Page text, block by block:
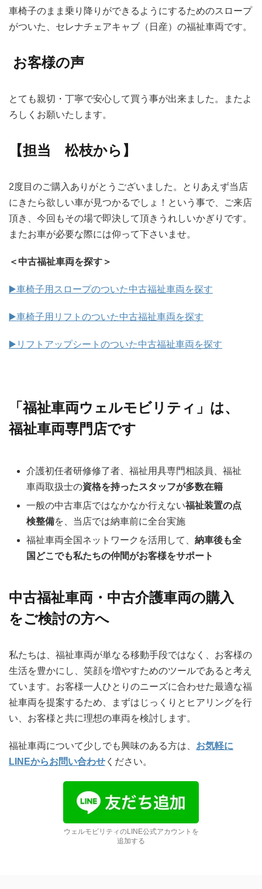
車椅子のまま乗り降りができるようにするためのスロープ
がついた、セレナチェアキャブ（日産）の福祉車両です。
お客様の声
とても親切・丁寧で安心して買う事が出来ました。またよ
ろしくお願いたします。
【担当 松枝から】
2度目のご購入ありがとうございました。とりあえず当店
にきたら欲しい車が見つかるでしょ！という事で、ご来店
頂き、今回もその場で即決して頂きうれしいかぎりです。
またお車が必要な際には仰って下さいませ。
＜中古福祉車両を探す＞
▶️車椅子用スロープのついた中古福祉車両を探す
▶️車椅子用リフトのついた中古福祉車両を探す
▶️リフトアップシートのついた中古福祉車両を探す
「福祉車両ウェルモビリティ」は、
福祉車両専門店です
介護初任者研修修了者、福祉用具専門相談員、福祉
車両取扱士の資格を持ったスタッフが多数在籍
一般の中古車店ではなかなか行えない福祉装置の点
検整備を、当店では納車前に全台実施
福祉車両全国ネットワークを活用して、 納車後も全
国どこでも私たちの仲間がお客様をサポート
中古福祉車両・中古介護車両の購入
をご検討の方へ
私たちは、福祉車両が単なる移動手段ではなく、お客様の
生活を豊かにし、笑顔を増やすためのツールであると考え
ています。お客様一人ひとりのニーズに合わせた最適な福
祉車両を提案するため、まずはじっくりとヒアリングを行
い、お客様と共に理想の車両を検討します。
福祉車両について少しでも興味のある方は、 お気軽に
LINEからお問い合わせ ください。
ウェルモビリティのLINE公式アカウントを
追加する